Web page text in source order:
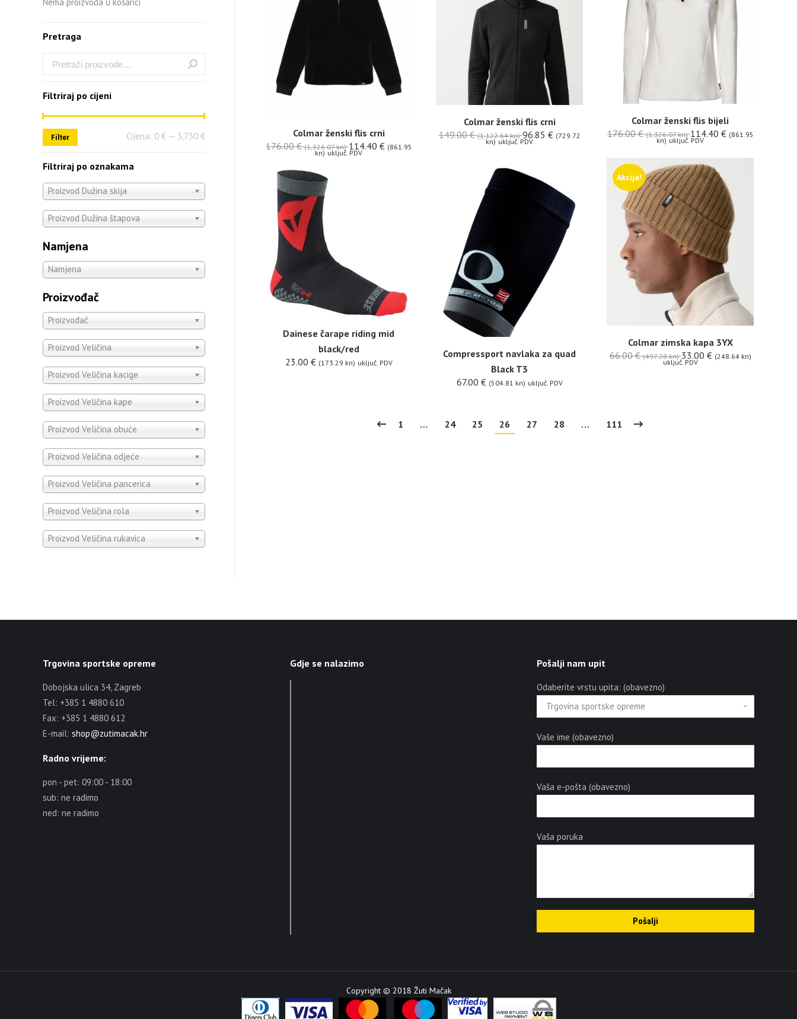
Colmar ženski flis bijeli
176.00€ (1,326.07 kn) 114.40 € (861.95
kn) uključ. PDV
Colmar ženski flis crni
149.00€ (1,122.64 kn) 96.85 € (729.72
kn) uključ. PDV
Colmar ženski flis crni
176.00€ (1,326.07 kn) 114.40 € (861.95
kn) uključ. PDV
Akcija!
Colmar zimska kapa 3YX
66.00€ (497.28 kn) 33.00 € (248.64 kn)
uključ. PDV
Compressport navlaka za quad
Black T3
67.00 € (504.81 kn) uključ. PDV
Dainese čarape riding mid
black/red
23.00 € (173.29 kn) uključ. PDV
1 … 24 25 26 27 28 … 111
Pretraga
Filtriraj po cijeni
Filter Cijena: 0 € — 3,730 €
Filtriraj po oznakama
Proizvod Dužina skija
Proizvod Dužina štapova
Namjena
Namjena
Proizvođač
Proizvođač
Proizvod Veličina
Proizvod Veličina kacige
Proizvod Veličina kape
Proizvod Veličina obuće
Proizvod Veličina odjeće
Proizvod Veličina pancerica
Proizvod Veličina rola
Proizvod Veličina rukavica
Trgovina sportske opreme
Dobojska ulica 34, Zagreb
Tel: +385 1 4880 610
Fax: +385 1 4880 612
E-mail: shop@zutimacak.hr
Radno vrijeme:
pon - pet: 09:00 - 18:00
sub: ne radimo
ned: ne radimo
Gdje se nalazimo Pošalji nam upit
Odaberite vrstu upita: (obavezno)
Vaše ime (obavezno)
Vaša e-pošta (obavezno)
Vaša poruka
Copyright © 2018 Žuti Mačak